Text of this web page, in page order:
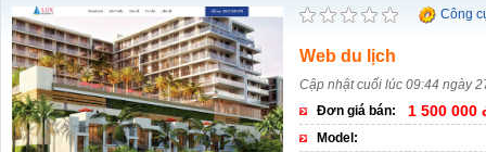
Công
Web du lịch
Cập nhật cuối lúc 09:44 ngày
Đơn giá bán:
1 500 000
Model: